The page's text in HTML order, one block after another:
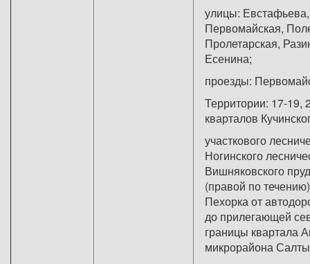
улицы: Евстафьева,
Первомайская,
Пролетарская,
Есенина;
проезды:
Территории: 17-19,
кварталов
участкового
Ногинского
Вишняковского
(правой по
Пехорка от
до прилегающей
границы квартала
микрорайона